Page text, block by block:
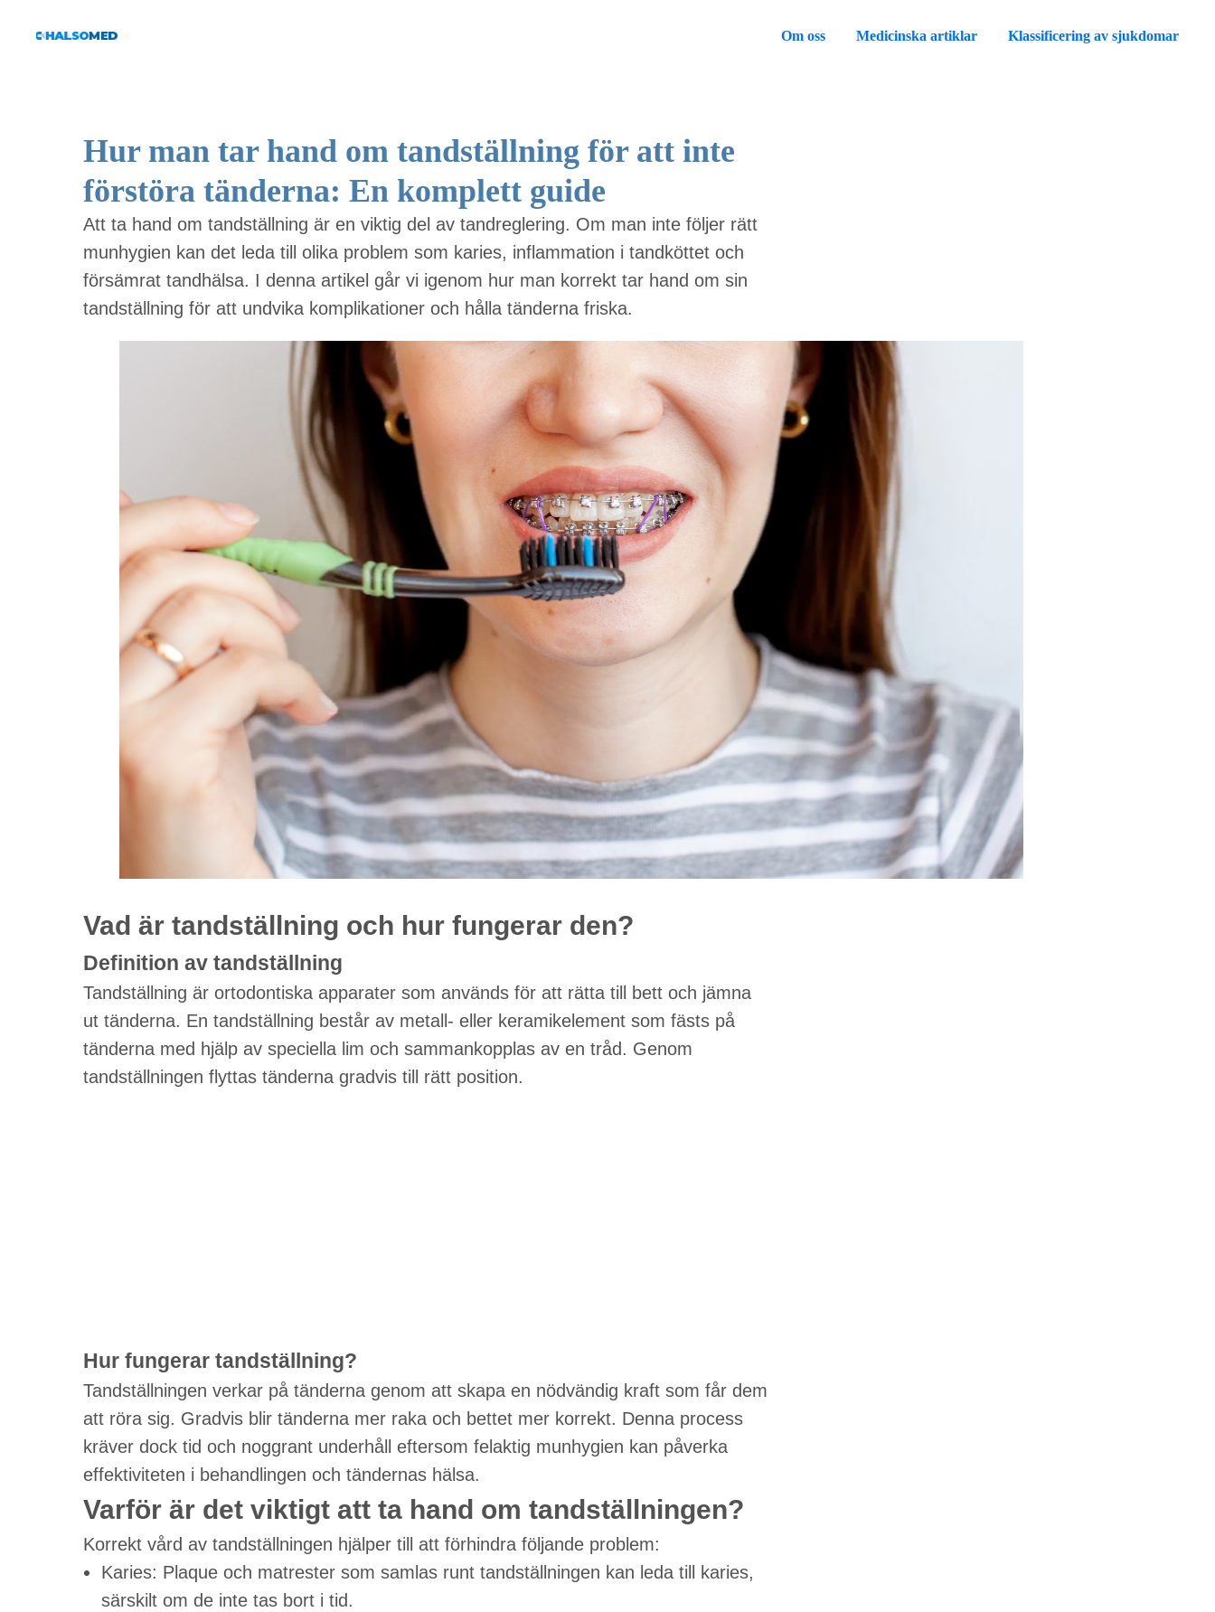
Om oss Medicinska artiklar Klassificering av sjukdomar
Hur man tar hand om tandställning för att inte
förstöra tänderna: En komplett guide
Att ta hand om tandställning är en viktig del av tandreglering. Om man inte följer rätt
munhygien kan det leda till olika problem som karies, inflammation i tandköttet och
försämrat tandhälsa. I denna artikel går vi igenom hur man korrekt tar hand om sin
tandställning för att undvika komplikationer och hålla tänderna friska.
Vad är tandställning och hur fungerar den?
Definition av tandställning
Tandställning är ortodontiska apparater som används för att rätta till bett och jämna
ut tänderna. En tandställning består av metall- eller keramikelement som fästs på
tänderna med hjälp av speciella lim och sammankopplas av en tråd. Genom
tandställningen flyttas tänderna gradvis till rätt position.
Hur fungerar tandställning?
Tandställningen verkar på tänderna genom att skapa en nödvändig kraft som får dem
att röra sig. Gradvis blir tänderna mer raka och bettet mer korrekt. Denna process
kräver dock tid och noggrant underhåll eftersom felaktig munhygien kan påverka
effektiviteten i behandlingen och tändernas hälsa.
Varför är det viktigt att ta hand om tandställningen?
Korrekt vård av tandställningen hjälper till att förhindra följande problem:
Karies: Plaque och matrester som samlas runt tandställningen kan leda till karies,
särskilt om de inte tas bort i tid.